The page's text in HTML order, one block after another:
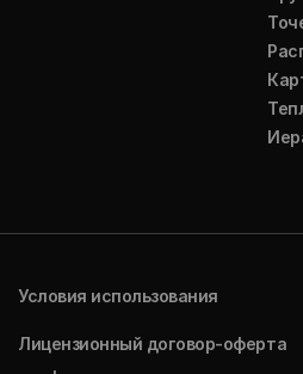
Условия использования
Лицензионный договор-оферта